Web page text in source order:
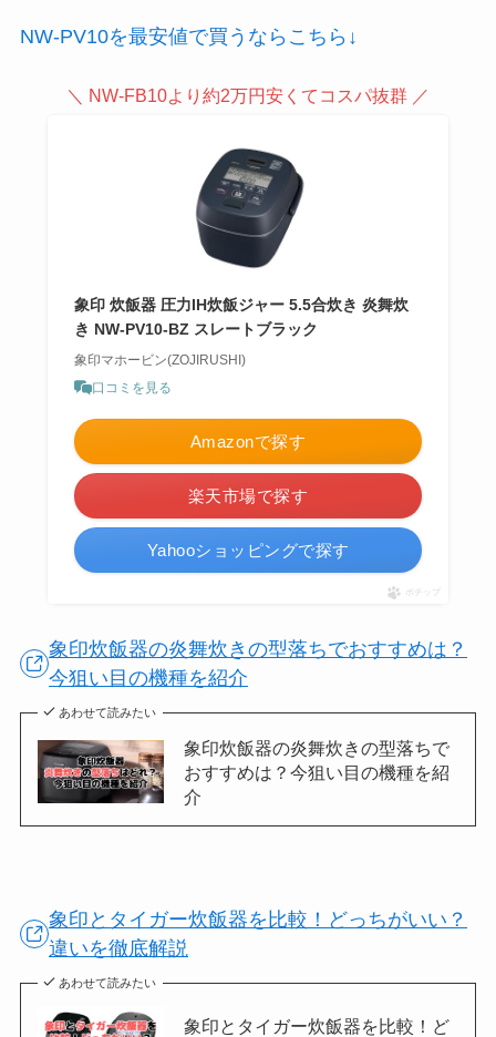
NW-PV10を最安値で買うならこちら↓
＼ NW-FB10より約2万円安くてコスパ抜群 ／
象印 炊飯器 圧力IH炊飯ジャー 5.5合炊き 炎舞炊
き NW-PV10-BZ スレートブラック
象印マホービン(ZOJIRUSHI)
口コミを見る
Amazonで探す
楽天市場で探す
Yahooショッピングで探す
ポチップ
象印炊飯器の炎舞炊きの型落ちでおすすめは？
今狙い目の機種を紹介
あわせて読みたい
象印炊飯器の炎舞炊きの型落ちで
おすすめは？今狙い目の機種を紹
介
象印とタイガー炊飯器を比較！どっちがいい？
違いを徹底解説
あわせて読みたい
象印とタイガー炊飯器を比較！ど